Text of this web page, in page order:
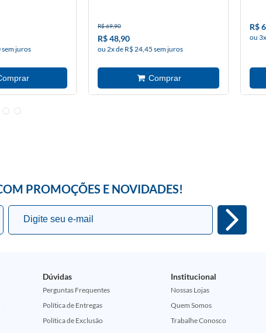
sem juros
R$ 69,90
R$ 48,90
ou 2x de R$ 24,45 sem juros
R$
ou
PROMOÇÕES E NOVIDADES!
Dúvidas
Perguntas Frequentes
Política de Entregas
Política de Exclusão
Institucional
Nossas Lojas
Quem Somos
Trabalhe Conosco